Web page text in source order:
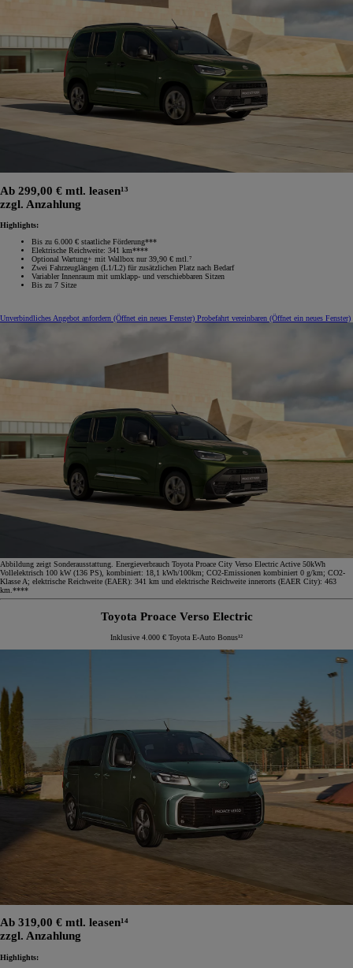
Ab 299,00 € mtl. leasen¹³
zzgl. Anzahlung
Highlights:
Bis zu 6.000 € staatliche Förderung***
Elektrische Reichweite: 341 km****
Optional Wartung+ mit Wallbox nur 39,90 € mtl.⁷
Zwei Fahrzeuglängen (L1/L2) für zusätzlichen Platz nach Bedarf
Variabler Innenraum mit umklapp‑ und verschiebbaren Sitzen
Bis zu 7 Sitze
Unverbindliches Angebot anfordern (Öffnet ein neues Fenster) Probefahrt vereinbaren (Öffnet ein neues Fenster)
Abbildung zeigt Sonderausstattung. Energieverbrauch Toyota Proace City Verso Electric Active 50kWh
Vollelektrisch 100 kW (136 PS), kombiniert: 18,1 kWh/100km; CO2-Emissionen kombiniert 0 g/km; CO2-
Klasse A; elektrische Reichweite (EAER): 341 km und elektrische Reichweite innerorts (EAER City): 463
km.****
Toyota Proace Verso Electric
Inklusive 4.000 € Toyota E-Auto Bonus¹²
Ab 319,00 € mtl. leasen¹⁴
zzgl. Anzahlung
Highlights: